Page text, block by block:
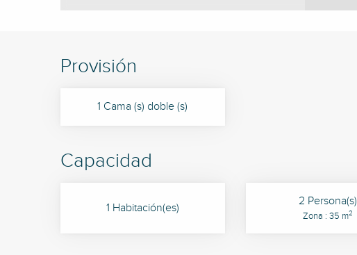
Provisión
1 Cama (s) doble (s)
Capacidad
1 Habitación(es) 2 Persona(s)
Zona : 35 m2